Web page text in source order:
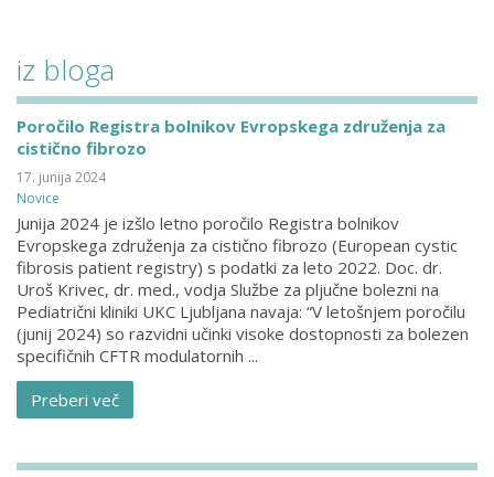
iz bloga
Poročilo Registra bolnikov Evropskega združenja za
cistično fibrozo
17. junija 2024
Novice
Junija 2024 je izšlo letno poročilo Registra bolnikov
Evropskega združenja za cistično fibrozo (European cystic
fibrosis patient registry) s podatki za leto 2022. Doc. dr.
Uroš Krivec, dr. med., vodja Službe za pljučne bolezni na
Pediatrični kliniki UKC Ljubljana navaja: “V letošnjem poročilu
(junij 2024) so razvidni učinki visoke dostopnosti za bolezen
specifičnih CFTR modulatornih ...
Preberi več